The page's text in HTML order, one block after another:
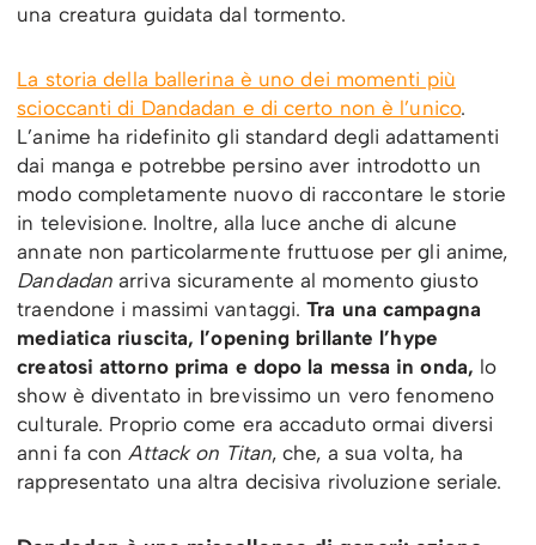
una creatura guidata dal tormento.
La storia della ballerina è uno dei momenti più
scioccanti di Dandadan e di certo non è l’unico.
L’anime ha ridefinito gli standard degli adattamenti
dai manga e potrebbe persino aver introdotto un
modo completamente nuovo di raccontare le storie
in televisione. Inoltre, alla luce anche di alcune
annate non particolarmente fruttuose per gli anime,
Dandadan arriva sicuramente al momento giusto
traendone i massimi vantaggi.Tra una campagna
mediatica riuscita, l’opening brillante l’hype
creatosi attorno prima e dopo la messa in onda, lo
show è diventato in brevissimo un vero fenomeno
culturale. Proprio come era accaduto ormai diversi
anni fa conAttack on Titan, che, a sua volta, ha
rappresentato una altra decisiva rivoluzione seriale.